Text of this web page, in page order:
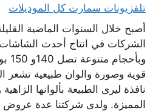
تلفزيونات سمارت كل الموديلات
أصبح خلال السنوات الماضية
الشركات في انتاج أحدث الشاشات
قوية وصورة والوان طبيعية تشعر
نافذة ليرى الطبيعة بألوانها
المميزة. ولدى شركتنا عدة